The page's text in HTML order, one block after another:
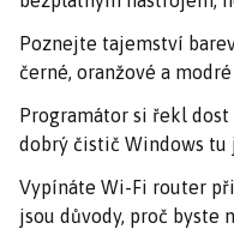
Poznejte tajemství
černé, oranžové a
Programátor si řekl
dobrý čistič Windows tu
Vypínáte Wi-Fi router
jsou důvody, proč byste